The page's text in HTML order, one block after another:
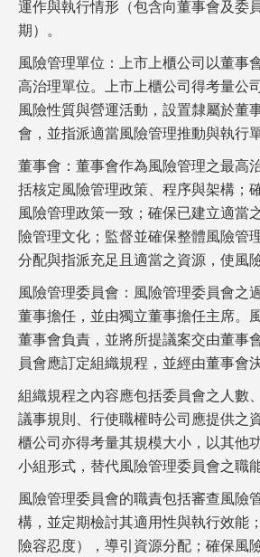
運作與執行情形（包含向董事會及委
期）。
風險管理單位：上市上櫃公司以董事
高治理單位。上市上櫃公司得考量公
風險性質與營運活動，設置隸屬於董
會，並指派適當風險管理推動與執行單
董事會：董事會作為風險管理之最高
括核定風險管理政策、程序與架構；
風險管理政策一致；確保已建立適當
險管理文化；監督並確保整體風險管
分配與指派充足且適當之資源，使風
風險管理委員會：風險管理委員會之
董事擔任，並由獨立董事擔任主席。
董事會負責，並將所提議案交由董事
員會應訂定組織規程，並經由董事會
組織規程之內容應包括委員會之人數
議事規則、行使職權時公司應提供之
櫃公司亦得考量其規模大小，以其他
小組形式，替代風險管理委員會之職能
風險管理委員會的職責包括審查風險
構，並定期檢討其適用性與執行效能
險容忍度），導引資源分配；確保風